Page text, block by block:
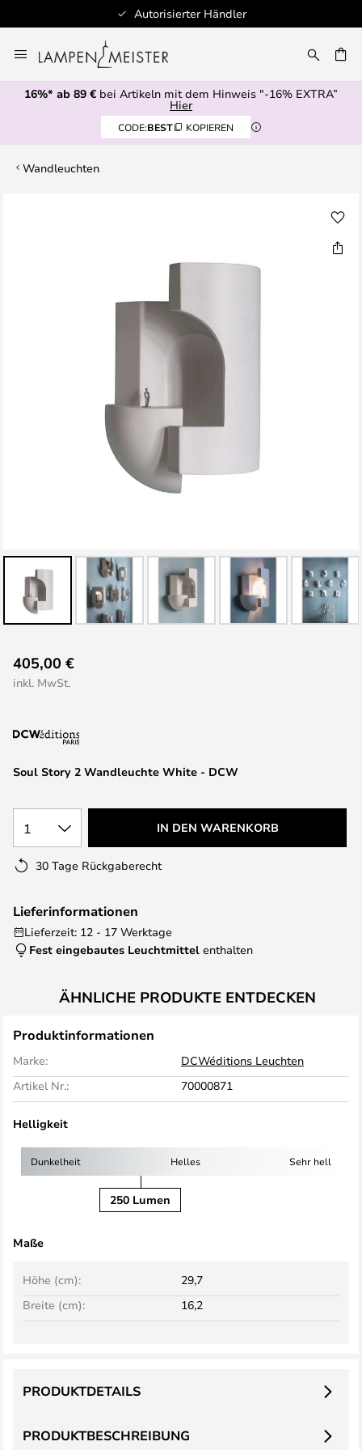
Autorisierter Händler
Inhalt
springen
16%* ab 89 € bei Artikeln mit dem Hinweis "-16% EXTRA”
Hier
CODE:BEST KOPIEREN
Wandleuchten
Anfang
der
springen
Soul Story 2 Wandleuchte White - DCW
405,00 €
inkl. MwSt.
1 IN DEN WARENKORB
30 Tage Rückgaberecht
Lieferinformationen
Lieferzeit: 12 - 17 Werktage
Fest eingebautes Leuchtmittel enthalten
ÄHNLICHE PRODUKTE ENTDECKEN
Produktinformationen
Marke:
DCWéditions Leuchten
Artikel Nr.:
70000871
Helligkeit
Dunkelheit Helles Sehr hell
250 Lumen
Maße
Breite (cm): 16,2
Höhe (cm): 29,7
PRODUKTBESCHREIBUNG
PRODUKTDETAILS